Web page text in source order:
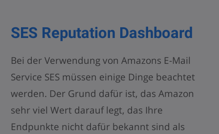
SES Reputation Dashboard
Bei der Verwendung von Amazons E-Mail
Service SES müssen einige Dinge beachtet
werden. Der Grund dafür ist, das Amazon
sehr viel Wert darauf legt, das Ihre
Endpunkte nicht dafür bekannt sind als